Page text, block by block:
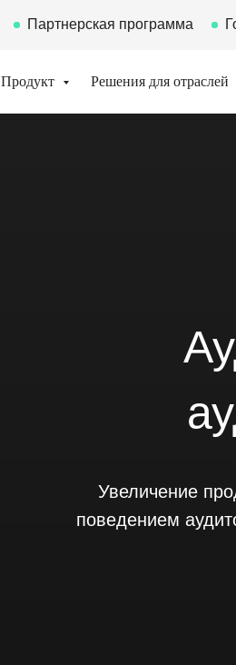
Партнерская программа
Продукт Решения для отраслей
Увеличение
поведением